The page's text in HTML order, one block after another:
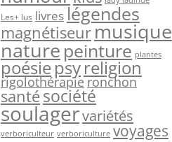
Les+ lus livreslégendes
magnétiseurmusique
naturepeinture plantes
poésiepsyreligion
rigolothérapieronchon
santésociété
soulagervariétés
verboriculteur verboriculture voyages